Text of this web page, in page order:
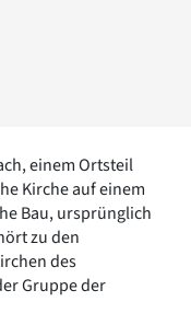
einem Ortsteil
Kirche auf einem
Bau, ursprünglich
zu den
des
Gruppe der